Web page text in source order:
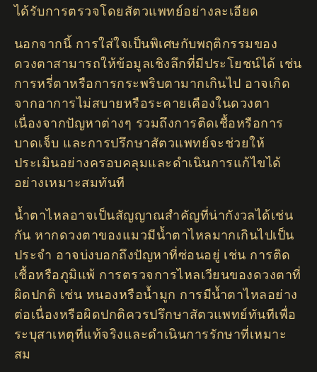
ได้รับการตรวจโดยสัตวแพทย์อย่างละเอียด
นอกจากนี้ การใส่ใจเป็นพิเศษกับพฤติกรรมของ
ดวงตาสามารถให้ข้อมูลเชิงลึกที่มีประโยชน์ได้ เช่น
การหรี่ตาหรือการกระพริบตามากเกินไป อาจเกิด
จากอาการไม่สบายหรือระคายเคืองในดวงตา
เนื่องจากปัญหาต่างๆ รวมถึงการติดเชื้อหรือการ
บาดเจ็บ และการปรึกษาสัตวแพทย์จะช่วยให้
ประเมินอย่างครอบคลุมและดำเนินการแก้ไขได้
อย่างเหมาะสมทันที
น้ำตาไหลอาจเป็นสัญญาณสำคัญที่น่ากังวลได้เช่น
กัน หากดวงตาของแมวมีน้ำตาไหลมากเกินไปเป็น
ประจำ อาจบ่งบอกถึงปัญหาที่ซ่อนอยู่ เช่น การติด
เชื้อหรือภูมิแพ้ การตรวจการไหลเวียนของดวงตาที่
ผิดปกติ เช่น หนองหรือน้ำมูก การมีน้ำตาไหลอย่าง
ต่อเนื่องหรือผิดปกติควรปรึกษาสัตวแพทย์ทันทีเพื่อ
ระบุสาเหตุที่แท้จริงและดำเนินการรักษาที่เหมาะ
สม